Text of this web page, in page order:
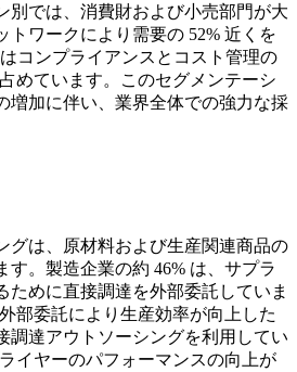
別では、消費財および小売部門が大
トワークにより需要の 52% 近くを
コンプライアンスとコスト管理の
めています。このセグメンテーシ
増加に伴い、業界全体での強力な採
グは、原材料および生産関連商品の
す。製造企業の約 46% は、サプラ
ために直接調達を外部委託していま
部委託により生産効率が向上した
調達アウトソーシングを利用してい
イヤーのパフォーマンスの向上が